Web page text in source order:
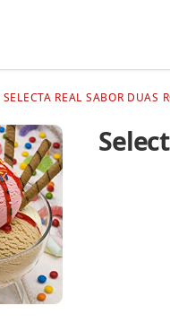
SELECTA REAL SABOR DUAS